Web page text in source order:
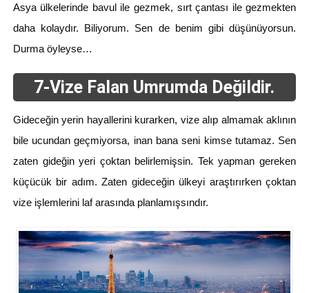
Asya ülkelerinde bavul ile gezmek, sırt çantası ile gezmekten
daha kolaydır. Biliyorum. Sen de benim gibi düşünüyorsun.
Durma öyleyse…
7-Vize Falan Umrumda Değildir.
Gideceğin yerin hayallerini kurarken, vize alıp almamak aklının
bile ucundan geçmiyorsa, inan bana seni kimse tutamaz. Sen
zaten gideğin yeri çoktan belirlemişsin. Tek yapman gereken
küçücük bir adım. Zaten gideceğin ülkeyi araştırırken çoktan
vize işlemlerini laf arasında planlamışsındır.